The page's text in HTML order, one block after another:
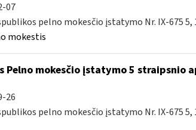
07
pelno mokesčio įstatymo Nr. IX-675 5,
mokestis
Pelno mokesčio įstatymo 5 straipsnio
26
pelno mokesčio įstatymo Nr. IX-675 5,